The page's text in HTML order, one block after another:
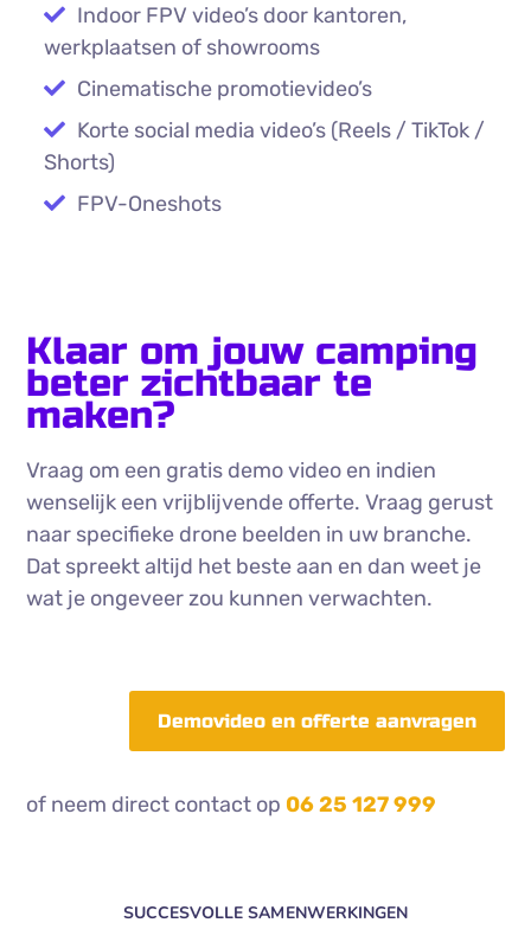
Indoor FPV video’s door kantoren,
werkplaatsen of showrooms
Cinematische promotievideo’s
Korte social media video’s (Reels / TikTok /
Shorts)
FPV-Oneshots
Klaar om jouw camping
beter zichtbaar te
maken?
Vraag om een gratis demo video en indien
wenselijk een vrijblijvende offerte. Vraag gerust
naar specifieke drone beelden in uw branche.
Dat spreekt altijd het beste aan en dan weet je
wat je ongeveer zou kunnen verwachten.
Demovideo en offerte aanvragen
of neem direct contact op 06 25 127 999
SUCCESVOLLE SAMENWERKINGEN